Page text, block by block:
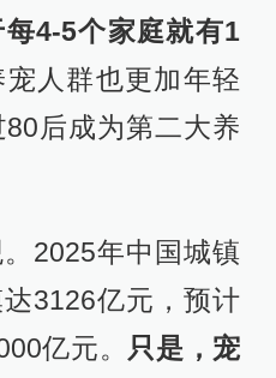
4-5个家庭就有1
宠人群也更加年轻
后成为第二大养
2025年中国城镇
3126亿元，预计
亿元。
只是，宠